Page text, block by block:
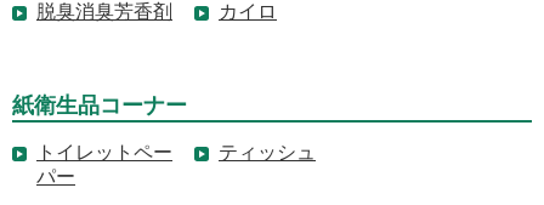
脱臭消臭芳香剤 カイロ
紙衛生品コーナー
トイレットペー
パー
ティッシュ